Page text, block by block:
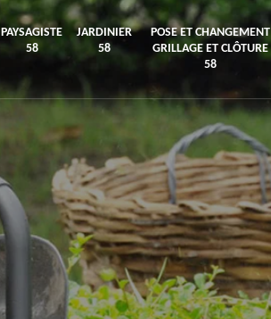
PAYSAGISTE
58
JARDINIER
58
POSE ET CHANGEMENT
GRILLAGE ET CLÔTURE
58